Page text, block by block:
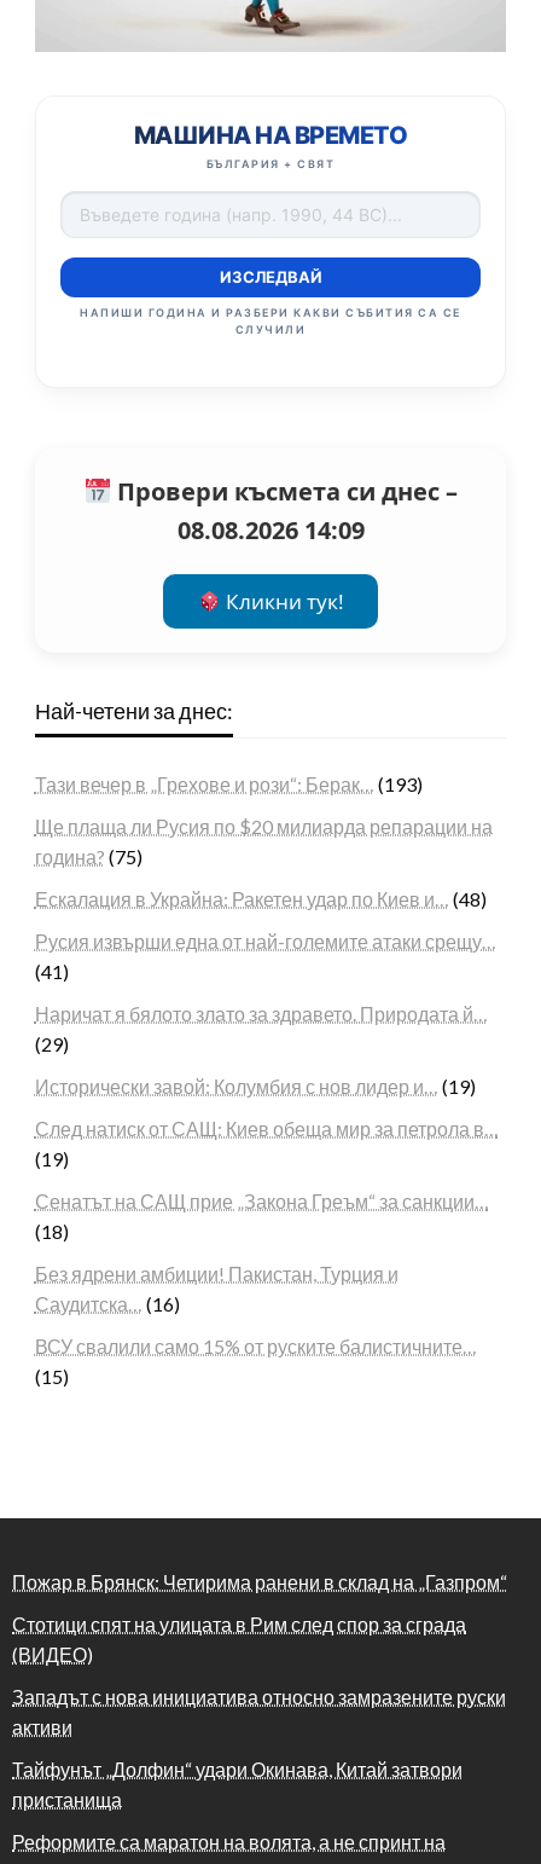
МАШИНА НА ВРЕМЕТО
БЪЛГАРИЯ + СВЯТ
ИЗСЛЕДВАЙ
НАПИШИ ГОДИНА И РАЗБЕРИ КАКВИ СЪБИТИЯ СА СЕ
СЛУЧИЛИ
Провери късмета си днес –
08.08.2026 14:09
Кликни тук!
Най-четени за днес:
Тази вечер в „Грехове и рози“: Берак… (193)
Ще плаща ли Русия по $20 милиарда репарации на
година? (75)
Ескалация в Украйна: Ракетен удар по Киев и… (48)
Русия извърши една от най-големите атаки срещу…
(41)
Наричат я бялото злато за здравето. Природата й…
(29)
Исторически завой: Колумбия с нов лидер и… (19)
След натиск от САЩ: Киев обеща мир за петрола в…
(19)
Сенатът на САЩ прие „Закона Греъм“ за санкции…
(18)
Без ядрени амбиции! Пакистан, Турция и
Саудитска… (16)
ВСУ свалили само 15% от руските балистичните…
(15)
Пожар в Брянск: Четирима ранени в склад на „Газпром“
Стотици спят на улицата в Рим след спор за сграда
(ВИДЕО)
Западът с нова инициатива относно замразените руски
активи
Тайфунът „Долфин“ удари Окинава, Китай затвори
пристанища
Реформите са маратон на волята, а не спринт на